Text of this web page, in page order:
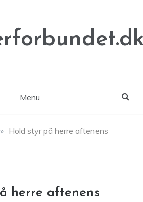
Menu
» Hold styr på herre aftenens
herre aftenens